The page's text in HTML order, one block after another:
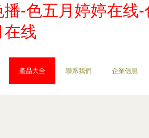
-色五月婷婷在线
在线
產品大全 聯系我們 企業信息